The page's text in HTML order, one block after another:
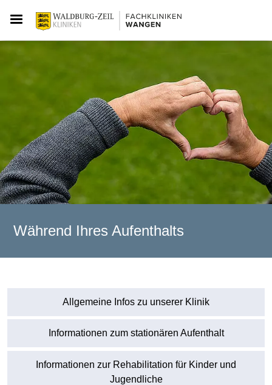
Während Ihres Aufenthalts
Allgemeine Infos zu unserer Klinik
Informationen zum stationären Aufenthalt
Informationen zur Rehabilitation für Kinder und
Jugendliche